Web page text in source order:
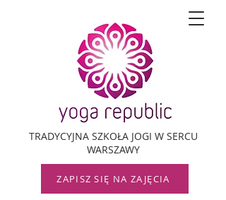
TRADYCYJNA SZKOŁA JOGI W SERCU
WARSZAWY
ZAPISZ SIĘ NA ZAJĘCIA